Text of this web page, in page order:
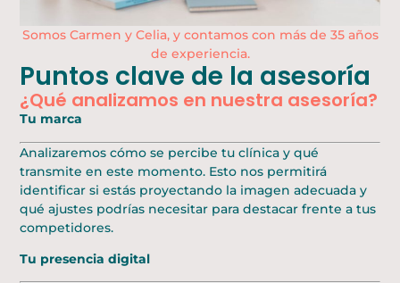
Somos Carmen y Celia, y contamos con más de 35 años
de experiencia.
Puntos clave de la asesoría
¿Qué analizamos en nuestra asesoría?
Tu marca
Analizaremos cómo se percibe tu clínica y qué
transmite en este momento. Esto nos permitirá
identificar si estás proyectando la imagen adecuada y
qué ajustes podrías necesitar para destacar frente a tus
competidores.
Tu presencia digital